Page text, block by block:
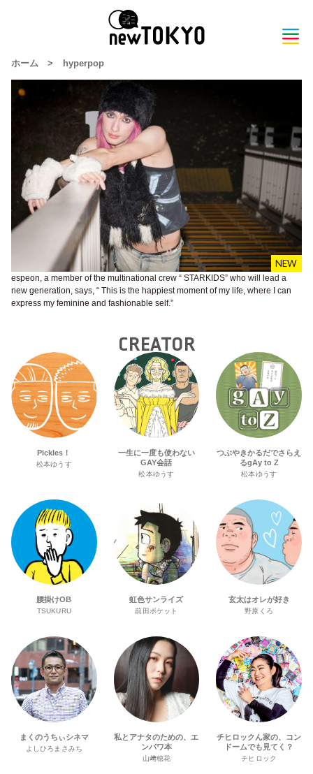
ホーム > hyperpop
espeon, a member of the multinational crew “ STARKIDS” who will lead a
new generation, says, “ This is the happiest moment of my life, where I can
express my feminine and fashionable self.”
CREATOR
Pickles！
松本ゆうす
一生に一度も使わない
GAY会話
松本ゆうす
つぶやきかるだでさらえ
るgAy to Z
松本ゆうす
腰掛けOB
TSUKURU
虹色サンライズ
前田ポケット
玄太はオレが好き
野原くろ
まくのうちぃシネマ
よしひろまさみち
私とアナタのための、エ
ンパワ本
山﨑穂花
チヒロックん家の、コン
ドームでも見てく？
チヒロック